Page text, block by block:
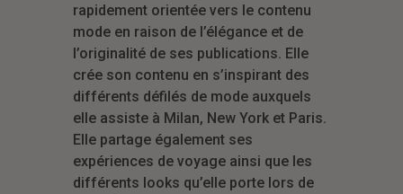
rapidement orientée vers le contenu
mode en raison de l’élégance et de
l’originalité de ses publications. Elle
crée son contenu en s’inspirant des
différents défilés de mode auxquels
elle assiste à Milan, New York et Paris.
Elle partage également ses
expériences de voyage ainsi que les
différents looks qu’elle porte lors de